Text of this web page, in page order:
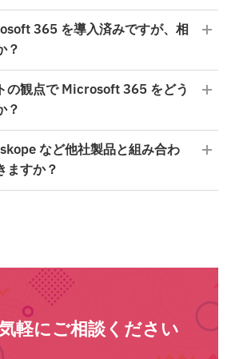
365 を導入済みですが、相
？
の観点で Microsoft 365 をどう
？
など他社製品と組み合わ
ますか？
軽にご相談ください